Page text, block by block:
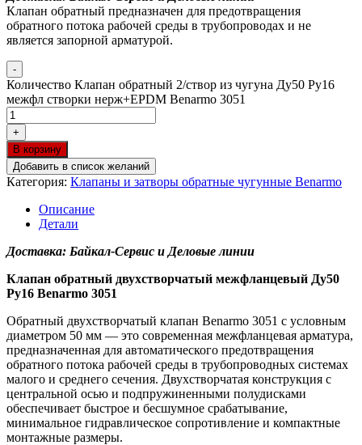
Клапан обратный предназначен для предотвращения
обратного потока рабочей среды в трубопроводах и не
является запорной арматурой.
-
Количество Клапан обратный 2/створ из чугуна Ду50 Ру16
межфл створки нерж+EPDM Benarmo 3051
+
В корзину
Добавить в список желаний
Категория: Клапаны и затворы обратные чугунные Benarmo
Описание
Детали
Доставка: Байкал-Сервис и Деловые линии
Клапан обратный двухстворчатый межфланцевый Ду50
Ру16 Benarmo 3051
Обратный двухстворчатый клапан Benarmo 3051 с условным
диаметром 50 мм — это современная межфланцевая арматура,
предназначенная для автоматического предотвращения
обратного потока рабочей среды в трубопроводных системах
малого и среднего сечения. Двухстворчатая конструкция с
центральной осью и подпружиненными полудисками
обеспечивает быстрое и бесшумное срабатывание,
минимальное гидравлическое сопротивление и компактные
монтажные размеры.